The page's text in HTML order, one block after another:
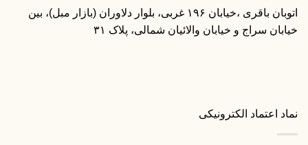
اتوبان باقری ،خیابان ۱۹۶ غربی، بلوار دلاوران (بازار مبل)، بین
خیابان سراج و خیابان والائیان شمالی، پلاک ۳۱
نماد اعتماد الکترونیکی